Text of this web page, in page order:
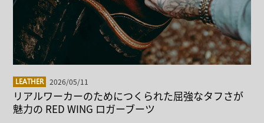
LEATHER 2026/05/11
リアルワーカーのためにつくられた屈強なタフさが
魅力の RED WING ロガーブーツ